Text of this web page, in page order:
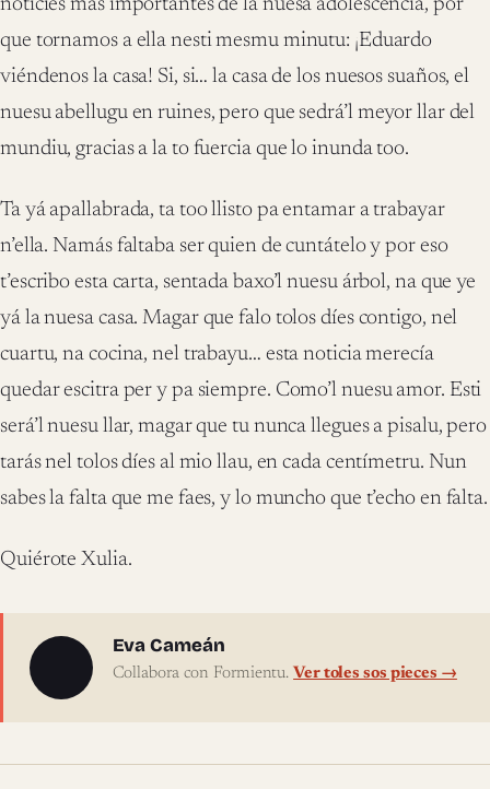
noticies más importantes de la nuesa adolescencia, por
que tornamos a ella nesti mesmu minutu: ¡Eduardo
viéndenos la casa! Si, si… la casa de los nuesos suaños, el
nuesu abellugu en ruines, pero que sedrá’l meyor llar del
mundiu, gracias a la to fuercia que lo inunda too.
Ta yá apallabrada, ta too llisto pa entamar a trabayar
n’ella. Namás faltaba ser quien de cuntátelo y por eso
t’escribo esta carta, sentada baxo’l nuesu árbol, na que ye
yá la nuesa casa. Magar que falo tolos díes contigo, nel
cuartu, na cocina, nel trabayu… esta noticia merecía
quedar escitra per y pa siempre. Como’l nuesu amor. Esti
será’l nuesu llar, magar que tu nunca llegues a pisalu, pero
tarás nel tolos díes al mio llau, en cada centímetru. Nun
sabes la falta que me faes, y lo muncho que t’echo en falta.
Quiérote Xulia.
Sobre l'autor
Eva Cameán
Collabora con Formientu.Ver toles sos pieces →